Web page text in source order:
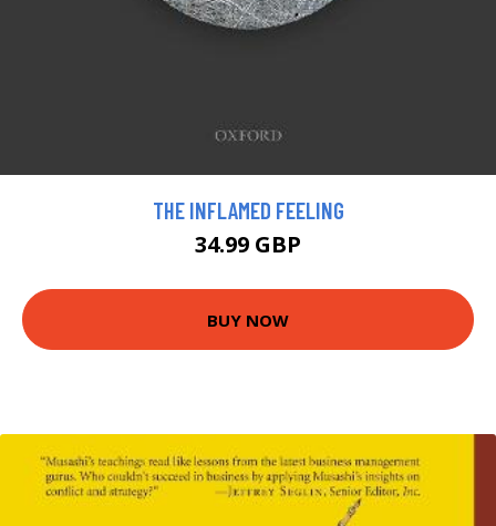
THE INFLAMED FEELING
34.99 GBP
BUY NOW